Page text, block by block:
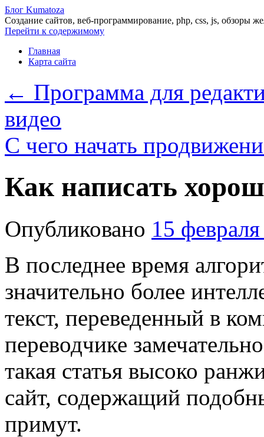
Блог Kumatoza
Создание сайтов, веб-программирование, php, css, js, обзоры
Перейти к содержимому
Главная
Карта сайта
← Программа для
видео
С чего начать
Как написать
Опубликовано 15
В последнее время
значительно более
текст, переведенный в
переводчике
такая статья высоко
сайт, содержащий
примут.